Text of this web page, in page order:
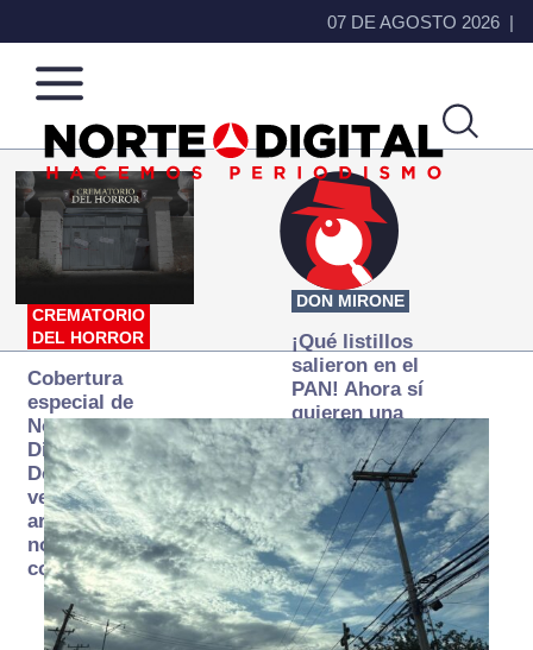
07 DE AGOSTO 2026
Norte
de
Ciudad
Más
que
noticias,
hacemos periodismo
CREMATORIO
DEL HORROR
Cobertura
especial de
Norte
Digital:
Donde la
verdad
arde… pero
no se
consume
DON MIRONE
¡Qué listillos
salieron en el
PAN! Ahora sí
quieren una
Fiscalía
autónoma… y
transexenal